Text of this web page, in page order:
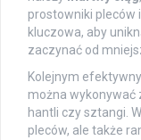
prostowniki pleców
kluczowa, aby
zaczynać od
Kolejnym
można wykonywać
hantli czy sztangi.
pleców, ale także